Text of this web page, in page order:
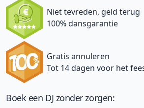
Niet tevreden, geld terug
100% dansgarantie
Gratis annuleren
Tot 14 dagen voor het
Boek een DJ zonder zorgen: